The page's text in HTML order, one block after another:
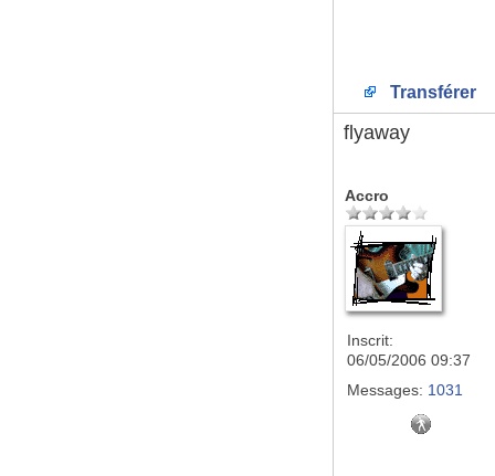
Transférer
flyaway
Accro
Inscrit:
06/05/2006 09:37
Messages: 1031